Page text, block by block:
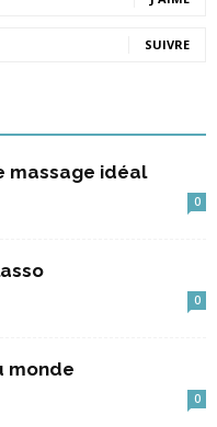
SUIVRE
massage idéal
0
0
monde
0